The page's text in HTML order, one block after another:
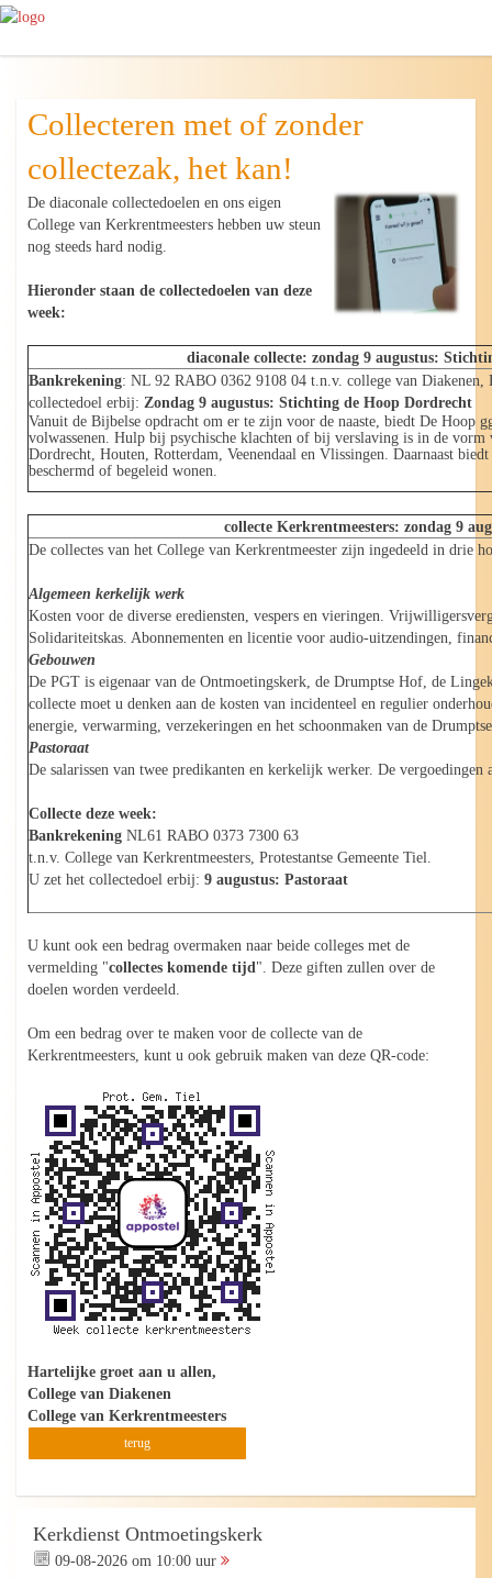
Collecteren met of zonder
collectezak, het kan!
De diaconale collectedoelen en ons eigen
College van Kerkrentmeesters hebben uw steun
nog steeds hard nodig.
Hieronder staan de collectedoelen van deze
week:
diaconale collecte: zondag 9 augustus:
Bankrekening: NL 92 RABO 0362 9108 04 t.n.v. college van Diakenen,
collectedoel erbij: Zondag 9 augustus:Stichting de Hoop Dordrecht
Vanuit de Bijbelse opdracht om er te zijn voor de naaste, biedt De Hoop
volwassenen. Hulp bij psychische klachten of bij verslaving is in de
Dordrecht, Houten, Rotterdam, Veenendaal en Vlissingen. Daarnaast
beschermd of begeleid wonen.
collecte Kerkrentmeesters: zondag 9
De collectes van het College van Kerkrentmeester zijn ingedeeld in drie
Algemeen kerkelijk werk
Kosten voor de diverse erediensten, vespers en vieringen.
Solidariteitskas. Abonnementen en licentie voor audio-uitzendingen,
Gebouwen
De PGT is eigenaar van de Ontmoetingskerk, de Drumptse Hof, de
collecte moet u denken aan de kosten van incidenteel en regulier
energie, verwarming, verzekeringen en het schoonmaken van de
Pastoraat
De salarissen van twee predikanten en kerkelijk werker. De vergoedingen
Collecte deze week:
BankrekeningNL61 RABO 0373 7300 63
t.n.v. College van Kerkrentmeesters, Protestantse Gemeente Tiel.
U zet het collectedoel erbij:9 augustus: Pastoraat
U kunt ook een bedrag overmaken naar beide colleges met de
vermelding "collectes komende tijd". Deze giften zullen over de
doelen worden verdeeld.
Om een bedrag over te maken voor de collecte van de
Kerkrentmeesters, kunt u ook gebruik maken van deze QR-code:
Hartelijke groet aan u allen,
College van Diakenen
College van Kerkrentmeesters
terug
Kerkdienst Ontmoetingskerk
09-08-2026 om 10:00 uur